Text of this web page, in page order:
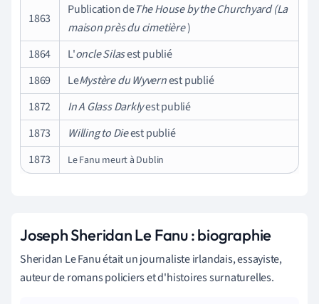
1863
Publication deThe House by the Churchyard (La
maison près du cimetière)
1864
L'oncle Silasest publié
1869
LeMystère du Wyvernest publié
1872
In A Glass Darklyest publié
1873
Willing to Dieest publié
1873
Le Fanu meurt à Dublin
Joseph Sheridan Le Fanu : biographie
Sheridan Le Fanu était un journaliste irlandais, essayiste,
auteur de romans policiers et d'histoires surnaturelles.